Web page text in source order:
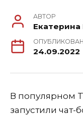
АВТОР
Екатерина
24.09.2022
В популярном
запустили чат-